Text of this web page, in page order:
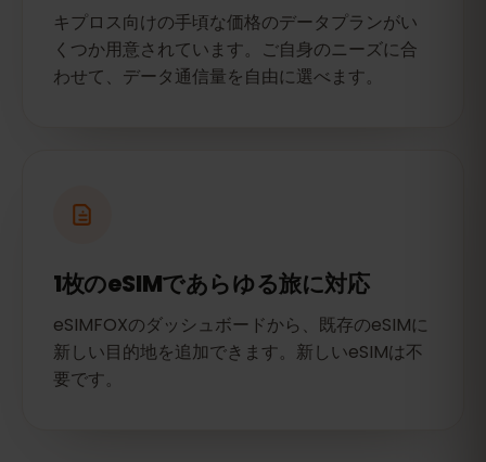
キプロス向けの手頃な価格のデータプランがい
くつか用意されています。ご自身のニーズに合
わせて、データ通信量を自由に選べます。
1枚のeSIMであらゆる旅に対応
eSIMFOXのダッシュボードから、既存のeSIMに
新しい目的地を追加できます。新しいeSIMは不
要です。